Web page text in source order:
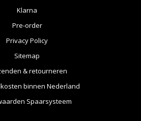
Klarna
Pre-order
Privacy Policy
Sitemap
& retourneren
binnen Nederland
Spaarsysteem